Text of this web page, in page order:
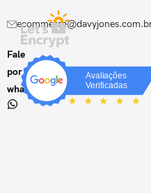
Fale
por
whatsapp